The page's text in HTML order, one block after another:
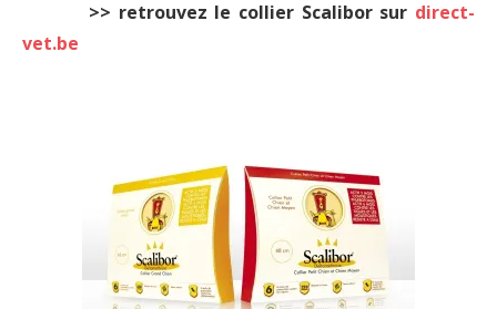
>> retrouvez le collier Scalibor sur direct-
vet.be